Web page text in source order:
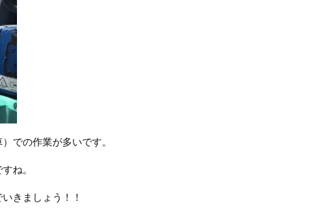
での作業が多いです。
ね。
きましょう！！